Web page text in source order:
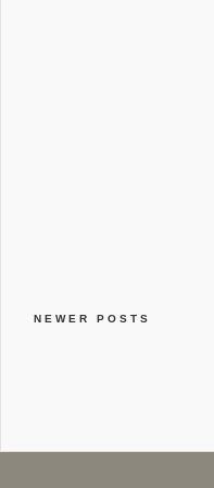
NEWER POSTS